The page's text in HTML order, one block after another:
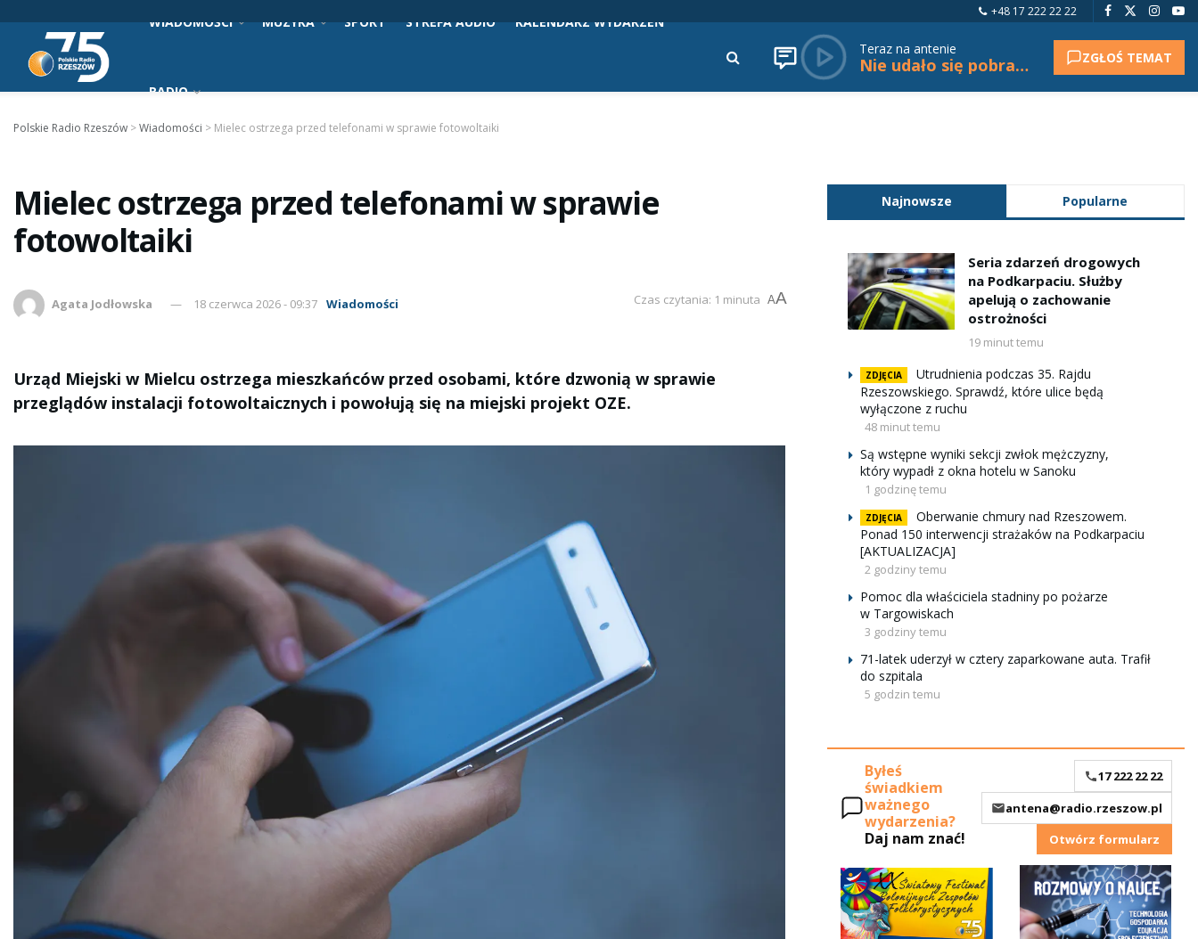
+48 17 222 22 22
WIADOMOŚCI MUZYKA SPORT STREFA AUDIO KALENDARZ WYDARZEŃ
RADIO
Teraz na antenie
Nie udało się pobrać tytułu. ZGŁOŚ TEMAT
Polskie Radio Rzeszów >Wiadomości > Mielec ostrzega przed telefonami w sprawie fotowoltaiki
Mielec ostrzega przed telefonami w sprawie
fotowoltaiki
Agata Jodłowska 18 czerwca 2026 - 09:37 Wiadomości Czas czytania: 1 minuta AA
Urząd Miejski w Mielcu ostrzega mieszkańców przed osobami, które dzwonią w sprawie
przeglądów instalacji fotowoltaicznych i powołują się na miejski projekt OZE.
Najnowsze Popularne
Seria zdarzeń drogowych
na Podkarpaciu. Służby
apelują o zachowanie
ostrożności
19 minut temu
ZDJĘCIA
Utrudnienia podczas 35. Rajdu
Rzeszowskiego. Sprawdź, które ulice będą
wyłączone z ruchu
48 minut temu
Są wstępne wyniki sekcji zwłok mężczyzny,
który wypadł z okna hotelu w Sanoku
1 godzinę temu
ZDJĘCIA
Oberwanie chmury nad Rzeszowem.
Ponad 150 interwencji strażaków na Podkarpaciu
[AKTUALIZACJA]
2 godziny temu
Pomoc dla właściciela stadniny po pożarze
w Targowiskach
3 godziny temu
71-latek uderzył w cztery zaparkowane auta. Trafił
do szpitala
5 godzin temu
Byłeś
świadkiem
ważnego
wydarzenia?
Daj nam znać!
17 222 22 22
antena@radio.rzeszow.pl
Otwórz formularz